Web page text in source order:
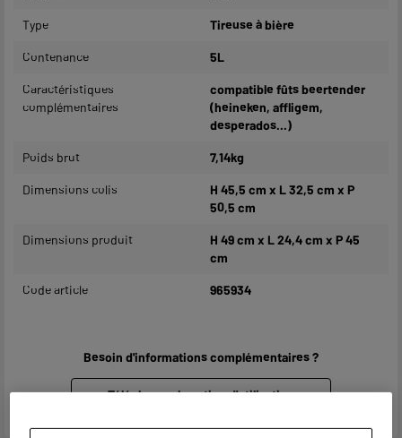
Type Tireuse à bière
Contenance 5L
Caractéristiques
complémentaires
compatible fûts beertender
(heineken, affligem,
desperados...)
Poids brut 7,14kg
Dimensions colis
H 45,5 cm x L 32,5 cm x P
50,5 cm
Dimensions produit
H 49 cm x L 24,4 cm x P 45
cm
Code article 965934
Besoin d'informations complémentaires ?
Télécharger la notice d'utilisation